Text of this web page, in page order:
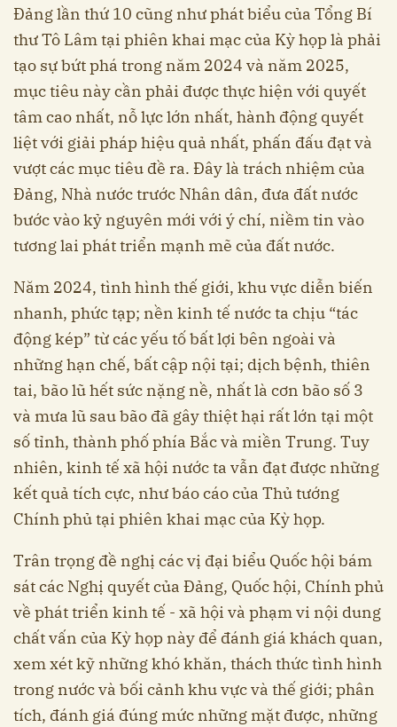
Đảng lần thứ 10 cũng như phát biểu của Tổng Bí
thư Tô Lâm tại phiên khai mạc của Kỳ họp là phải
tạo sự bứt phá trong năm 2024 và năm 2025,
mục tiêu này cần phải được thực hiện với quyết
tâm cao nhất, nỗ lực lớn nhất, hành động quyết
liệt với giải pháp hiệu quả nhất, phấn đấu đạt và
vượt các mục tiêu đề ra. Đây là trách nhiệm của
Đảng, Nhà nước trước Nhân dân, đưa đất nước
bước vào kỷ nguyên mới với ý chí, niềm tin vào
tương lai phát triển mạnh mẽ của đất nước.
Năm 2024, tình hình thế giới, khu vực diễn biến
nhanh, phức tạp; nền kinh tế nước ta chịu “tác
động kép” từ các yếu tố bất lợi bên ngoài và
những hạn chế, bất cập nội tại; dịch bệnh, thiên
tai, bão lũ hết sức nặng nề, nhất là cơn bão số 3
và mưa lũ sau bão đã gây thiệt hại rất lớn tại một
số tỉnh, thành phố phía Bắc và miền Trung. Tuy
nhiên, kinh tế xã hội nước ta vẫn đạt được những
kết quả tích cực, như báo cáo của Thủ tướng
Chính phủ tại phiên khai mạc của Kỳ họp.
Trân trọng đề nghị các vị đại biểu Quốc hội bám
sát các Nghị quyết của Đảng, Quốc hội, Chính phủ
về phát triển kinh tế - xã hội và phạm vi nội dung
chất vấn của Kỳ họp này để đánh giá khách quan,
xem xét kỹ những khó khăn, thách thức tình hình
trong nước và bối cảnh khu vực và thế giới; phân
tích, đánh giá đúng mức những mặt được, những